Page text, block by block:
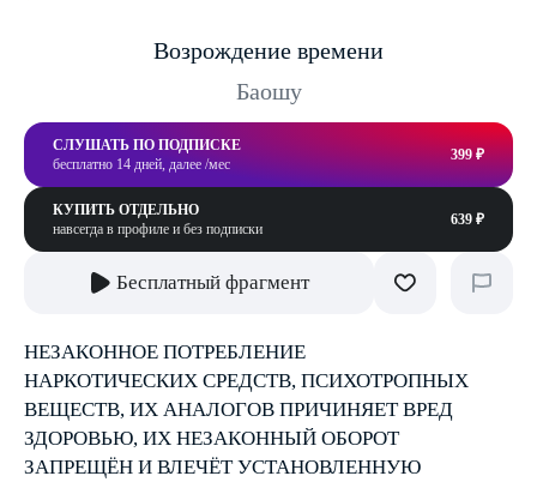
Возрождение времени
Баошу
СЛУШАТЬ ПО ПОДПИСКЕ
бесплатно 14 дней, далее /мес
399 ₽
КУПИТЬ ОТДЕЛЬНО
навсегда в профиле и без подписки
639 ₽
Бесплатный фрагмент
НЕЗАКОННОЕ ПОТРЕБЛЕНИЕ
НАРКОТИЧЕСКИХ СРЕДСТВ, ПСИХОТРОПНЫХ
ВЕЩЕСТВ, ИХ АНАЛОГОВ ПРИЧИНЯЕТ ВРЕД
ЗДОРОВЬЮ, ИХ НЕЗАКОННЫЙ ОБОРОТ
ЗАПРЕЩЁН И ВЛЕЧЁТ УСТАНОВЛЕННУЮ